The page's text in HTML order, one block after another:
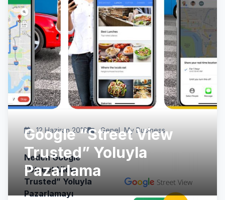
Google “Street View
Trusted” Yoluyla
Pazarlama
12 Haziran 2016 Genel,My Business
Neden Google
“Street View
Trusted” Yoluyla
Pazarlamayı